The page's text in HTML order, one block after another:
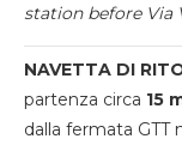
station before Via
NAVETTA DI
partenza circa 15
dalla fermata GTT